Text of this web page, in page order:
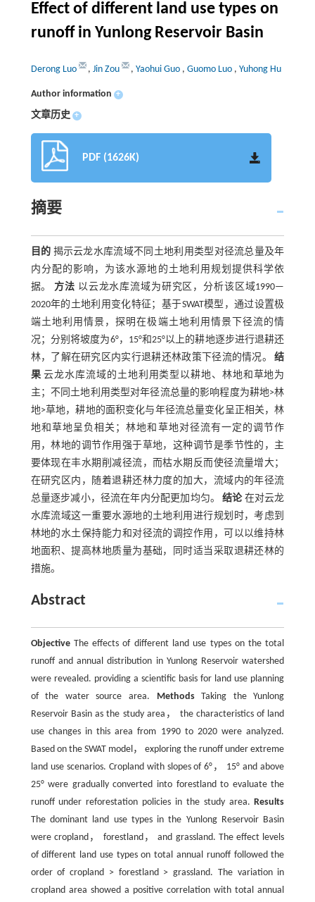
Effect of different land use types on
runoff in Yunlong Reservoir Basin
Derong Luo , Jin Zou , Yaohui Guo , Guomo Luo , Yuhong Hu
Author information +
文章历史 +
PDF (1626K)
摘要
目的 揭示云龙水库流域不同土地利用类型对径流总量及年
内分配的影响，为该水源地的土地利用规划提供科学依
据。方法 以云龙水库流域为研究区，分析该区域1990—
2020年的土地利用变化特征；基于SWAT模型，通过设置极
端土地利用情景，探明在极端土地利用情景下径流的情
况；分别将坡度为6°，15°和25°以上的耕地逐步进行退耕还
林，了解在研究区内实行退耕还林政策下径流的情况。结
果 云龙水库流域的土地利用类型以耕地、林地和草地为
主；不同土地利用类型对年径流总量的影响程度为耕地>林
地>草地，耕地的面积变化与年径流总量变化呈正相关，林
地和草地呈负相关；林地和草地对径流有一定的调节作
用，林地的调节作用强于草地，这种调节是季节性的，主
要体现在丰水期削减径流，而枯水期反而使径流量增大；
在研究区内，随着退耕还林力度的加大，流域内的年径流
总量逐步减小，径流在年内分配更加均匀。结论在对云龙
水库流域这一重要水源地的土地利用进行规划时，考虑到
林地的水土保持能力和对径流的调控作用，可以以维持林
地面积、提高林地质量为基础，同时适当采取退耕还林的
措施。
Abstract
ObjectiveThe effects of different land use types on the total
runoff and annual distribution in Yunlong Reservoir watershed
were revealed. providing a scientific basis for land use planning
of the water source area. MethodsTaking the Yunlong
Reservoir Basin as the study area， the characteristics of land
use changes in this area from 1990 to 2020 were analyzed.
Based on the SWAT model， exploring the runoff under extreme
land use scenarios. Cropland with slopes of 6°， 15° and above
25° were gradually converted into forestland to evaluate the
runoff under reforestation policies in the study area.Results
The dominant land use types in the Yunlong Reservoir Basin
were cropland， forestland， and grassland. The effect levels
of different land use types on total annual runoff followed the
order of cropland > forestland > grassland. The variation in
cropland area showed a positive correlation with total annual